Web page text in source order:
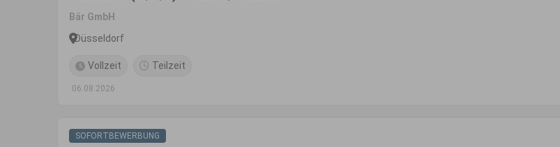
Bär GmbH
Düsseldorf
Vollzeit Teilzeit
06.08.2026
SOFORTBEWERBUNG